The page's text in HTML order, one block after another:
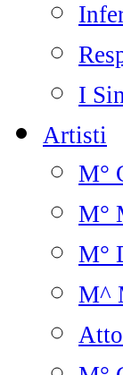
I
Artisti
M°
M°
M°
M^